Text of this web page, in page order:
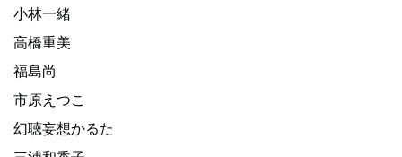
小林一緒
高橋重美
福島尚
市原えつこ
幻聴妄想かるた